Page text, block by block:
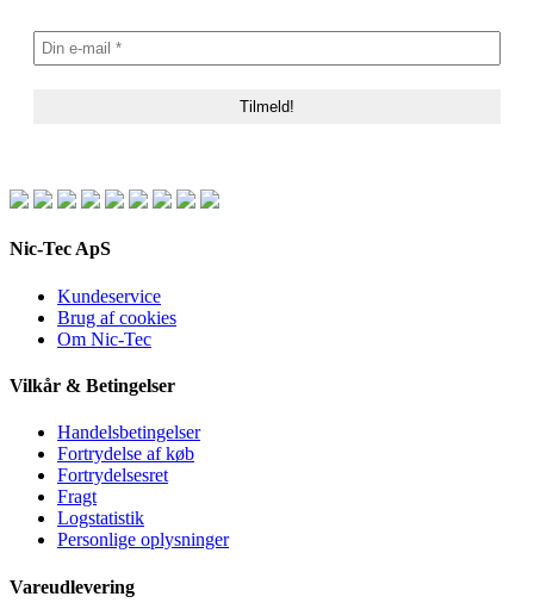
Nic-Tec ApS
Kundeservice
Brug af cookies
Om Nic-Tec
Vilkår & Betingelser
Handelsbetingelser
Fortrydelse af køb
Fortrydelsesret
Fragt
Logstatistik
Personlige oplysninger
Vareudlevering